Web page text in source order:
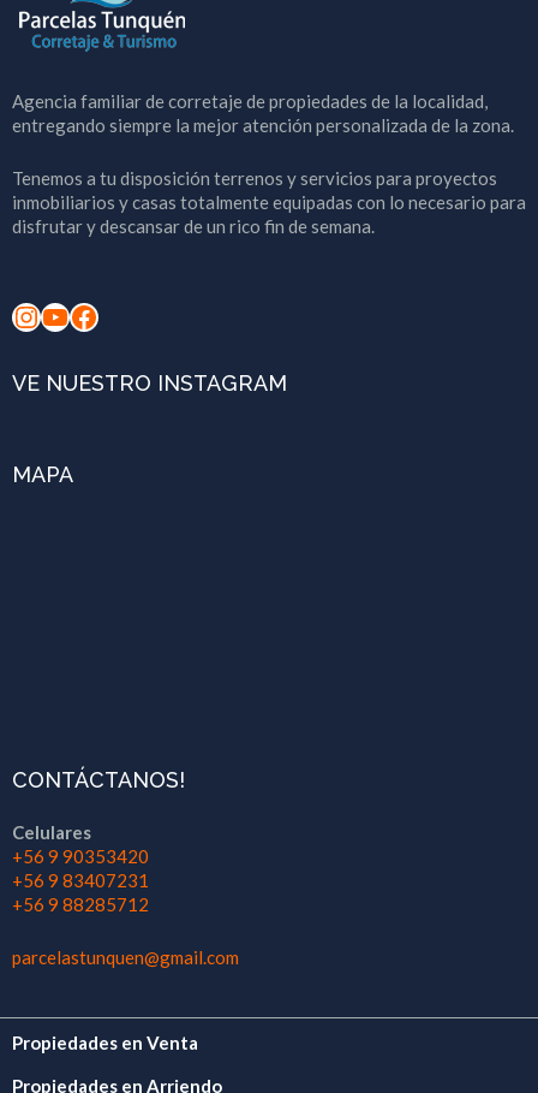
Agencia familiar de corretaje de propiedades de la localidad,
entregando siempre la mejor atención personalizada de la zona.
Tenemos a tu disposición terrenos y servicios para proyectos
inmobiliarios y casas totalmente equipadas con lo necesario para
disfrutar y descansar de un rico fin de semana.
Instagram
YouTube
Facebook
VE NUESTRO INSTAGRAM
MAPA
CONTÁCTANOS!
Celulares
+56 9 90353420
+56 9 83407231
+56 9 88285712
parcelastunquen@gmail.com
Propiedades en Venta
Propiedades en Arriendo